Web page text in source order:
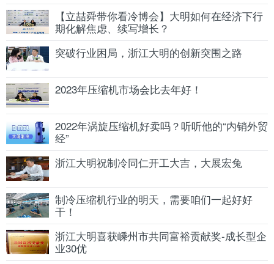
【立喆舜带你看冷博会】大明如何在经济下行
期化解焦虑、续写增长？
突破行业困局，浙江大明的创新突围之路
2023年压缩机市场会比去年好！
2022年涡旋压缩机好卖吗？听听他的“内销外贸
经”
浙江大明祝制冷同仁开工大吉，大展宏兔
制冷压缩机行业的明天，需要咱们一起好好
干！
浙江大明喜获嵊州市共同富裕贡献奖-成长型企
业30优